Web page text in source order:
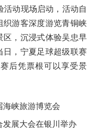
动现场启动，活动自
织游客深度游览青铜峡
区，沉浸式体验吴忠早
，宁夏足球超级联赛
后凭票根可以享受景
海峡旅游博览会
发展大会在银川举办